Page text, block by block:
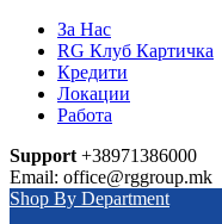
За Нас
RG Клуб Картичка
Кредити
Локации
Работа
Support +38971386000
Email: office@rggroup.mk
Shop By Department